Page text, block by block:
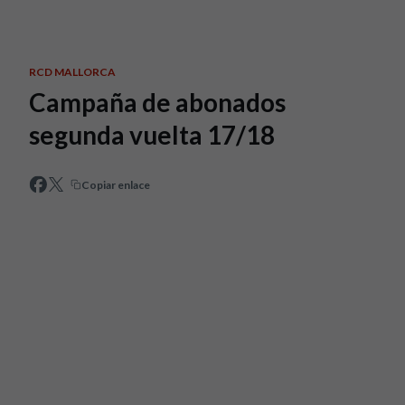
RCD MALLORCA
Campaña de abonados
segunda vuelta 17/18
Copiar enlace